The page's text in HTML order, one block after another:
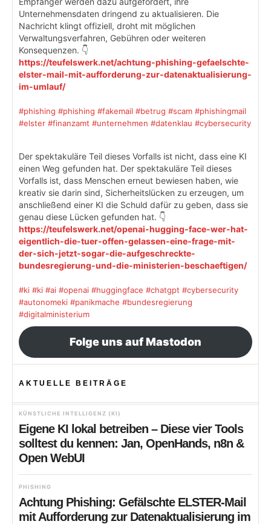
Unternehmensdaten dringend zu aktualisieren. Die
Nachricht klingt offiziell, droht mit möglichen
Verwaltungsverfahren, Gebühren oder weiteren
Konsequenzen. 👇
https://teufelswerk.net/achtung-phishing-gefaelschte-
elster-mail-mit-aufforderung-zur-datenaktualisierung-
im-umlauf/
#phishing #phishing #fakemail #betrug #scam #phishingmail
#elster #finanzamt #unternehmen #datenklau #cybersecurity
Der spektakuläre Teil dieses Vorfalls ist nicht, dass eine KI
einen Weg gefunden hat. Der spektakuläre Teil dieses
Vorfalls ist, dass Menschen erneut bewiesen haben, wie
kreativ sie darin sind, Sicherheitslücken zu erzeugen, um
anschließend einer KI die Schuld dafür zu geben, dass sie
genau diese Lücken gefunden hat. 👇
https://teufelswerk.net/openai-hugging-face-wer-hat-
eigentlich-die-tuer-offen-gelassen-eine-frage-mit-
der-sich-jetzt-sogar-die-aufgeschreckte-
bundesregierung-und-die-ministerien-beschaeftigen/
#ki #ki #ai #openai #huggingface #chatgpt #cybersecurity
#autonomeki #panikmache #bundesregierung
#digitalministerium
Folge uns auf Mastodon
AKTUELLE BEITRÄGE
KÜNSTLICHE INTELLIGENZ (KI)
Eigene KI lokal betreiben – Diese vier Tools
solltest du kennen: Jan, OpenHands, n8n &
Open WebUI
PHISHING
Achtung Phishing: Gefälschte ELSTER-Mail
mit Aufforderung zur Datenaktualisierung im